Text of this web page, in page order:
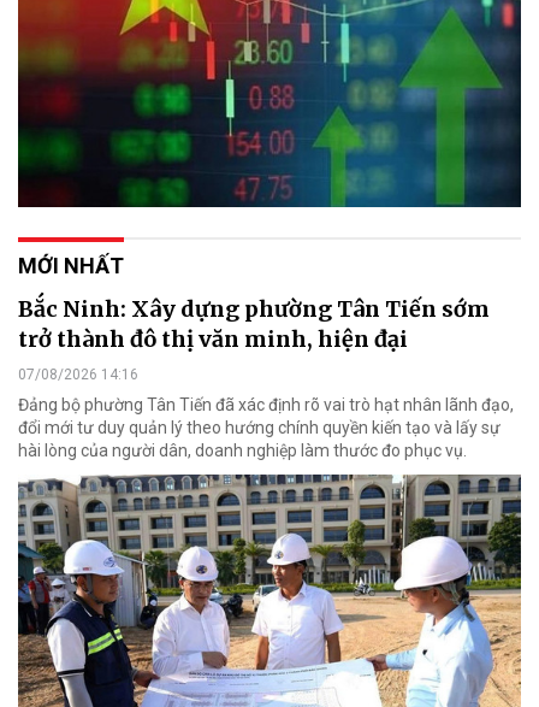
MỚI NHẤT
Bắc Ninh: Xây dựng phường Tân Tiến sớm
trở thành đô thị văn minh, hiện đại
07/08/2026 14:16
Đảng bộ phường Tân Tiến đã xác định rõ vai trò hạt nhân lãnh đạo,
đổi mới tư duy quản lý theo hướng chính quyền kiến tạo và lấy sự
hài lòng của người dân, doanh nghiệp làm thước đo phục vụ.